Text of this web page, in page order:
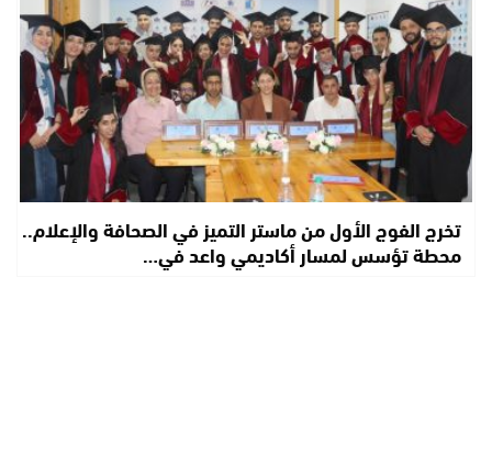
تخرج الفوج الأول من ماستر التميز في الصحافة والإعلام..
محطة تؤسس لمسار أكاديمي واعد في…